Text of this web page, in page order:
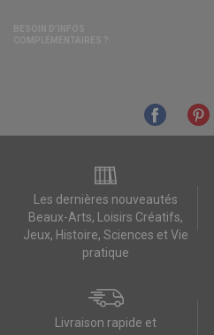
Les dernières nouveautés
Beaux-Arts, Loisirs Créatifs,
Jeux, Histoire, Sciences et Vie
pratique
Livraison rapide et